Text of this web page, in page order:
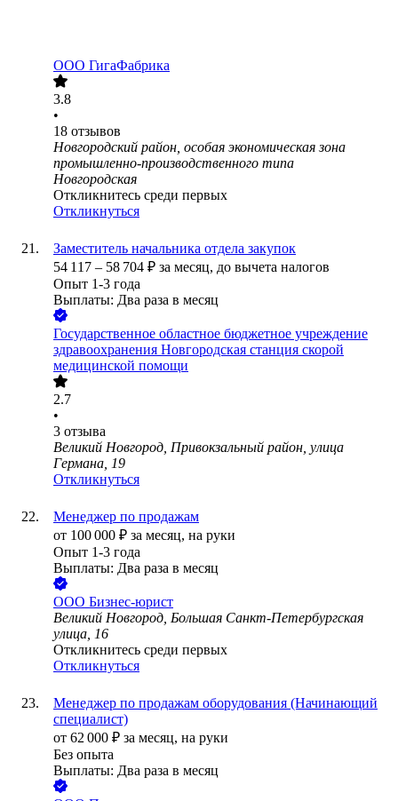
ООО ГигаФабрика
3.8
•
18 отзывов
Новгородский район, особая экономическая зона
промышленно-производственного типа
Новгородская
Откликнитесь среди первых
Откликнуться
Заместитель начальника отдела закупок
54 117 – 58 704 ₽ за месяц, до вычета налогов
Опыт 1-3 года
Выплаты: Два раза в месяц
Государственное областное бюджетное учреждение
здравоохранения Новгородская станция скорой
медицинской помощи
2.7
•
3 отзыва
Великий Новгород, Привокзальный район, улица
Германа, 19
Откликнуться
Менеджер по продажам
от 100 000 ₽ за месяц, на руки
Опыт 1-3 года
Выплаты: Два раза в месяц
ООО Бизнес-юрист
Великий Новгород, Большая Санкт-Петербургская
улица, 16
Откликнитесь среди первых
Откликнуться
Менеджер по продажам оборудования (Начинающий
специалист)
от 62 000 ₽ за месяц, на руки
Без опыта
Выплаты: Два раза в месяц